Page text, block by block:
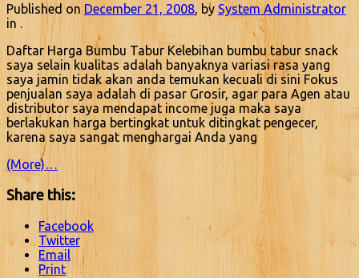
Published on December 21, 2008, by System Administrator
in .
Daftar Harga Bumbu Tabur Kelebihan bumbu tabur snack
saya selain kualitas adalah banyaknya variasi rasa yang
saya jamin tidak akan anda temukan kecuali di sini Fokus
penjualan saya adalah di pasar Grosir, agar para Agen atau
distributor saya mendapat income juga maka saya
berlakukan harga bertingkat untuk ditingkat pengecer,
karena saya sangat menghargai Anda yang
(More)…
Share this:
Facebook
Twitter
Email
Print